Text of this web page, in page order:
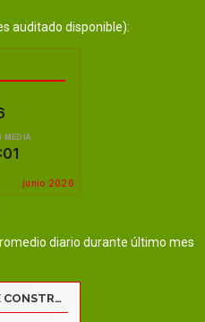
auditado disponible):
diario durante último mes